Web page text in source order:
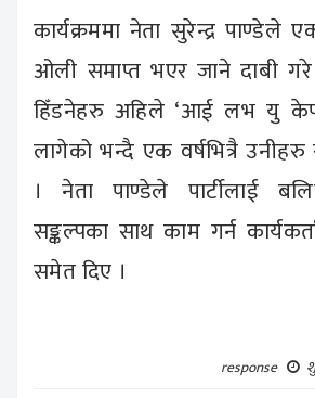
कार्यक्रममा नेता सुरेन्द्र पाण्डेले
ओली समाप्त भएर जाने दाबी
हिँडनेहरु अहिले ‘आई लभ यु
लागेको भन्दै एक वर्षभित्रै
। नेता पाण्डेले पार्टीलाई
सङ्कल्पका साथ काम गर्न
समेत दिए ।
response